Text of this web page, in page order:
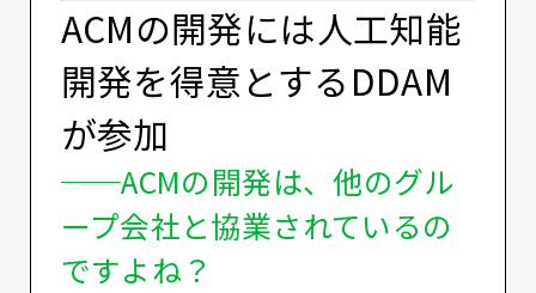
ACMの開発には人工知能
開発を得意とするDDAM
が参加
──ACMの開発は、他のグル
ープ会社と協業されているの
ですよね？